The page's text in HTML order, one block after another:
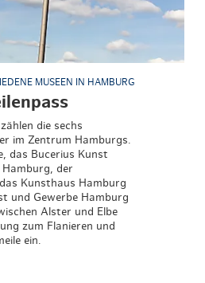
MUSEEN IN HAMBURG
die sechs
im Zentrum Hamburgs.
das Bucerius Kunst
Hamburg, der
Kunsthaus Hamburg
und Gewerbe Hamburg
Alster und Elbe
zum Flanieren und
ein.